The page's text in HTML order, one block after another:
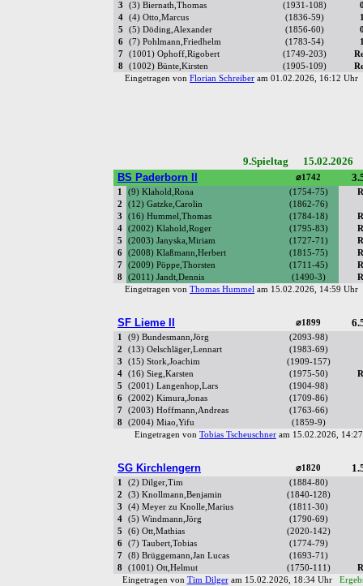
3
(3) Biernath,Thomas (1931-108)
4
(4) Otto,Marcus (1836-59)
5
(5) Döding,Alexander (1856-60)
6
(7) Pohlmann,Friedhelm (1783-54)
7
(1001) Ophoff,Rigobert (1749-203)
8
(1002) Bünte,Kirsten (1905-109)
Eingetragen von Florian Schreiber am 01.02.2026, 16:12
9.Spieltag 15.02.2026
BS Paderborn II
⌀1742
1 (9) Klahold,Rona (1754-75)
2
(12) Gatzke,Carolin (1862-76)
3
(16) Hummel,Thomas (1784-18)
4
(2002) Klahold,Roger (1795-83)
5
(2003) Janyska,Miriam (1727-71)
6
(2008) Klaßmann,Herbert (1815-75)
7
(2009) Pöppe,Thorsten (1711-45)
8
(2011) Jandt,Dennis (1490-3)
Eingetragen von Thomas Hummel am 15.02.2026, 14:59
SF Lieme II ⌀1899
1 (9) Bundesmann,Jörg (2093-98)
2
(13) Oelschläger,Lennart
(1983-69)
3
(15) Stork,Joachim
(1909-157)
4
(16) Sieg,Karsten (1975-50)
5
(2001) Langenhop,Lars (1904-98)
6
(2002) Kimura,Jonas (1709-86)
7
(2003) Hoffmann,Andreas (1763-66)
8
(2004) Miao,Yifu (1859-9)
Eingetragen von Tobias Tscheuschner am 15.02.2026,
SG Kirchlengern ⌀1820
1 (2) Dilger,Tim (1884-80)
2
(3) Knollmann,Benjamin (1840-128)
3
(4) Meyer zu Knolle,Marius (1811-30)
4
(5) Windmann,Jörg
(1790-69)
5
(6) Ott,Mathias (2020-142)
6
(7) Taubert,Tobias (1774-79)
7
(8) Brüggemann,Jan Lucas (1693-71)
8
(1001) Ott,Helmut (1750-111)
Eingetragen von Tim Dilgeram 15.02.2026, 18:34 Uhr